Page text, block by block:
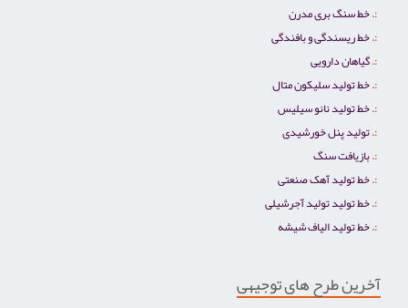
خط سنگ بری مدرن
خط ریسندگی و بافندگی
گیاهان دارویی
خط تولید سلیکون متال
خط تولید نانو سیلیس
تولید پنل خورشیدی
بازیافت سنگ
خط تولید آهک صنعتی
خط تولید تولید آجرشیلی
خط تولید الیاف شیشه
آخرین طرح های توجیهی